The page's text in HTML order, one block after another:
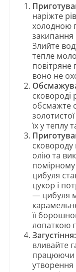
наріжте
холодною
закипання
Злийте
тепле
воно не
сковороді
обсмажте
їх у теплу
олію та
помірному
цибуля
цукор і
— цибуля
її
лопаткою
Загустіння:
вливайте
працюючи
утворення